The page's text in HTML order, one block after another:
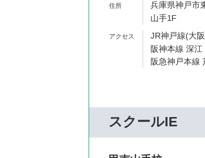
兵庫県神戸市
山手1F
JR神戸線(大
阪神本線 深
阪急神戸本線
スクールIE